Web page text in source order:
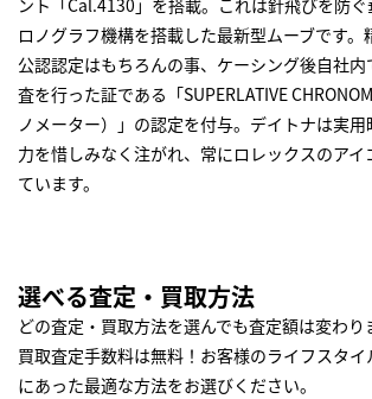
ント「Cal.4130」を搭載。これは針飛びを防
ロノグラフ機構を搭載した最新型ムーブです。
公認認定はもちろんの事、ケーシング後自社
査を行った証である「SUPERLATIVE
ノメーター）」の認定を付与。デイトナは実
力を惜しみなく注がれ、常にロレックスのアイ
ています。
選べる査定・買取方法
どの査定・買取方法を選んでも査定額は変わり
買取査定手数料は無料！お客様のライフスタ
にあった最適な方法をお選びください。